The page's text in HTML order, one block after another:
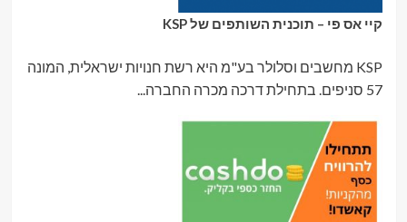
קיי אס פי – תוכנית השותפים של KSP
KSP מחשבים וסלולר בע"מ היא רשת חנויות ישראלית, המונה
57 סניפים. בתחילת דרכה מכרה החברה...